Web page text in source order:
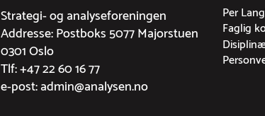
Strategi- og analyseforeningen
Addresse: Postboks 5077 Majorstuen
0301 Oslo
Tlf: +47 22 60 16 77
e-post: admin@analysen.no
Per
Faglig